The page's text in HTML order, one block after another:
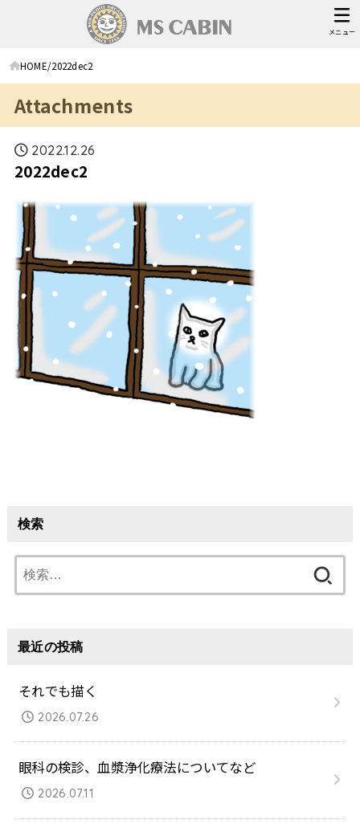
メニュー
HOME 2022dec2
Attachments
2022.12.26
2022dec2
検索
索:
最近の投稿
それでも描く
2026.07.26
眼科の検診、血漿浄化療法についてなど
2026.07.11